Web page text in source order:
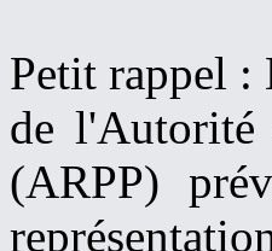
Petit rappel :
de l'Autorité
(ARPP)